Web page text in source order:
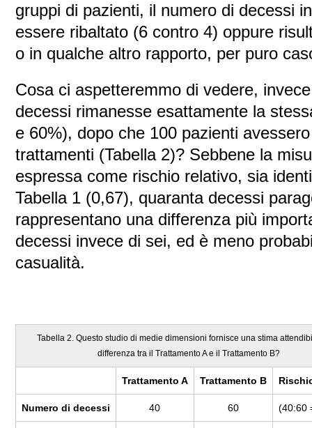
gruppi di pazienti, il numero di decessi
essere ribaltato (6 contro 4) oppure
o in qualche altro rapporto, per puro
Cosa ci aspetteremmo di vedere,
decessi rimanesse esattamente la
e 60%), dopo che 100 pazienti
trattamenti (Tabella 2)? Sebbene la
espressa come rischio relativo, sia
Tabella 1 (0,67), quaranta decessi
rappresentano una differenza più
decessi invece di sei, ed è meno
casualità.
Tabella 2. Questo studio di medie dimensioni fornisce una stima
differenza tra il Trattamento A e il Trattamento B?
Trattamento A Trattamento B
Numero di decessi 40 60 (40:60